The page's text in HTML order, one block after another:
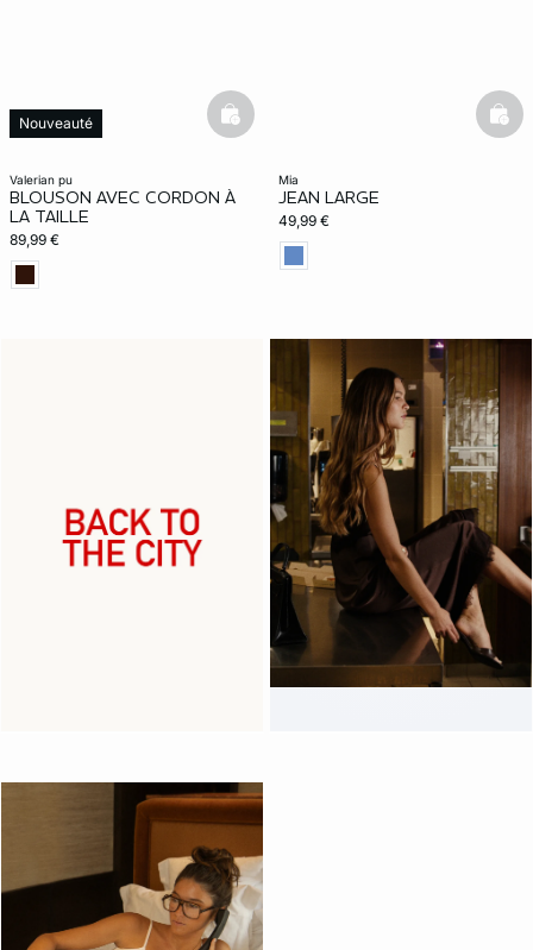
valerian pu
BLOUSON AVEC CORDON À
LA TAILLE
89,99 €
Nouveauté basketfull
mia
JEAN LARGE
49,99 €